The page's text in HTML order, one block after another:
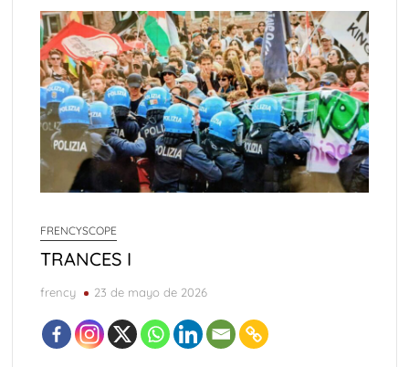
Carta de presentación
Desde el Altiplano
TRANCES I
UMBRAS
Diputada Daylín García adquiere inmueble con casi un
millón de pesos en efectivo
SWALTY 4.0
SWALTY 3.0
SWALTY 2.0
Vedados (parte 4 final)
contexto cubano
Vedados (Parte 3)
WILFREDO PRIETO Y EL ROBO A MANO ARMADA
SWALTY 1.0
FRENCYSCOPE
TRANCES I
frency 23 de mayo de 2026